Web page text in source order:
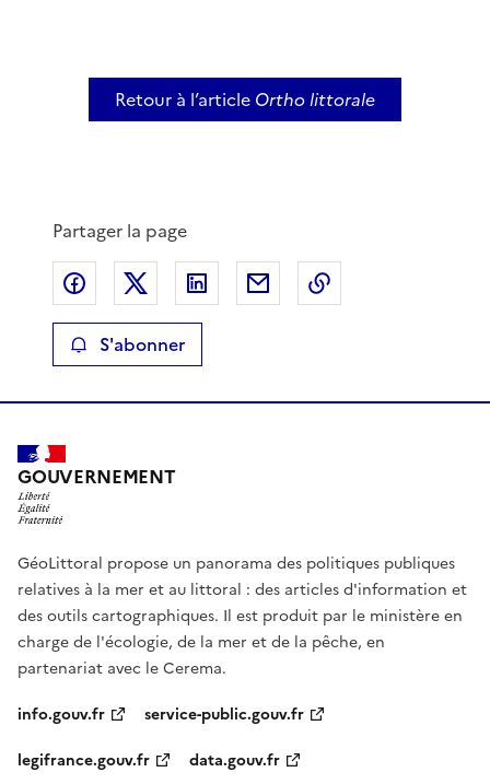
Retour à l’article Ortho littorale
Partager la page
Partager sur Facebook
Partager sur XPartager sur LinkedIn
Partager par email
S'abonner
GOUVERNEMENT
GéoLittoral propose un panorama des politiques publiques
relatives à la mer et au littoral : des articles d'information et
des outils cartographiques. Il est produit par le ministère en
charge de l'écologie, de la mer et de la pêche, en
partenariat avec le Cerema.
info.gouv.fr
service-public.gouv.fr
legifrance.gouv.fr
data.gouv.fr